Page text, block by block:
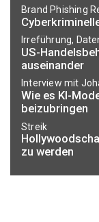
Brand Phishing
Irreführung,
US-
auseinander
Interview mit
Wie es KI-
beizubringen
Streik
zu werden